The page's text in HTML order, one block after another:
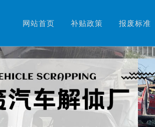
网站首页 补贴政策 报废标准